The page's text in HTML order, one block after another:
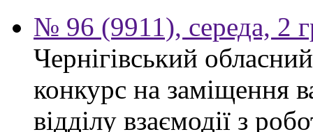
№ 96 (9911), середа, 2
Чернігівський
конкурс на заміщення
відділу взаємодії з